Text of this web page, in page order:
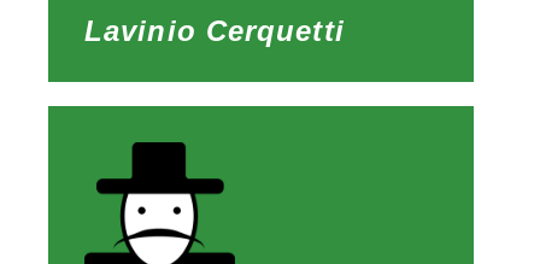
Lavinio Cerquetti